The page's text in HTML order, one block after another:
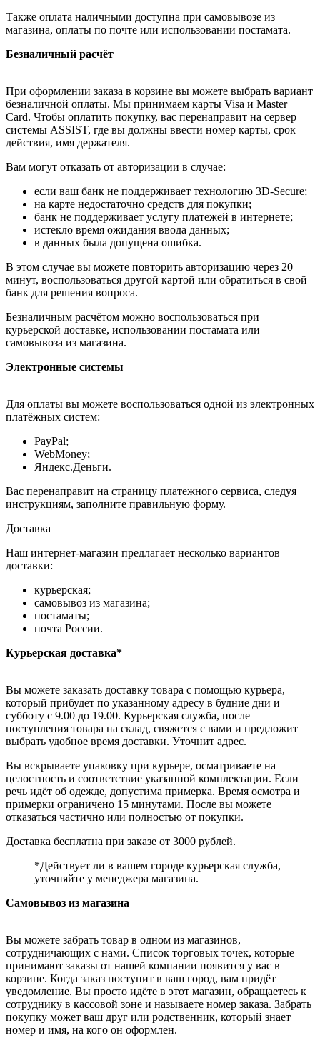
Также оплата наличными доступна при самовывозе из
магазина, оплаты по почте или использовании постамата.
Безналичный расчёт
При оформлении заказа в корзине вы можете выбрать вариант
безналичной оплаты. Мы принимаем карты Visa и Master
Card. Чтобы оплатить покупку, вас перенаправит на сервер
системы ASSIST, где вы должны ввести номер карты, срок
действия, имя держателя.
Вам могут отказать от авторизации в случае:
если ваш банк не поддерживает технологию 3D-Secure;
на карте недостаточно средств для покупки;
банк не поддерживает услугу платежей в интернете;
истекло время ожидания ввода данных;
в данных была допущена ошибка.
В этом случае вы можете повторить авторизацию через 20
минут, воспользоваться другой картой или обратиться в свой
банк для решения вопроса.
Безналичным расчётом можно воспользоваться при
курьерской доставке, использовании постамата или
самовывоза из магазина.
Электронные системы
Для оплаты вы можете воспользоваться одной из электронных
платёжных систем:
PayPal;
WebMoney;
Яндекс.Деньги.
Вас перенаправит на страницу платежного сервиса, следуя
инструкциям, заполните правильную форму.
Доставка
Наш интернет-магазин предлагает несколько вариантов
доставки:
курьерская;
самовывоз из магазина;
постаматы;
почта России.
Курьерская доставка*
Вы можете заказать доставку товара с помощью курьера,
который прибудет по указанному адресу в будние дни и
субботу с 9.00 до 19.00. Курьерская служба, после
поступления товара на склад, свяжется с вами и предложит
выбрать удобное время доставки. Уточнит адрес.
Вы вскрываете упаковку при курьере, осматриваете на
целостность и соответствие указанной комплектации. Если
речь идёт об одежде, допустима примерка. Время осмотра и
примерки ограничено 15 минутами. После вы можете
отказаться частично или полностью от покупки.
Доставка бесплатна при заказе от 3000 рублей.
*Действует ли в вашем городе курьерская служба,
уточняйте у менеджера магазина.
Самовывоз из магазина
Вы можете забрать товар в одном из магазинов,
сотрудничающих с нами. Список торговых точек, которые
принимают заказы от нашей компании появится у вас в
корзине. Когда заказ поступит в ваш город, вам придёт
уведомление. Вы просто идёте в этот магазин, обращаетесь к
сотруднику в кассовой зоне и называете номер заказа. Забрать
покупку может ваш друг или родственник, который знает
номер и имя, на кого он оформлен.